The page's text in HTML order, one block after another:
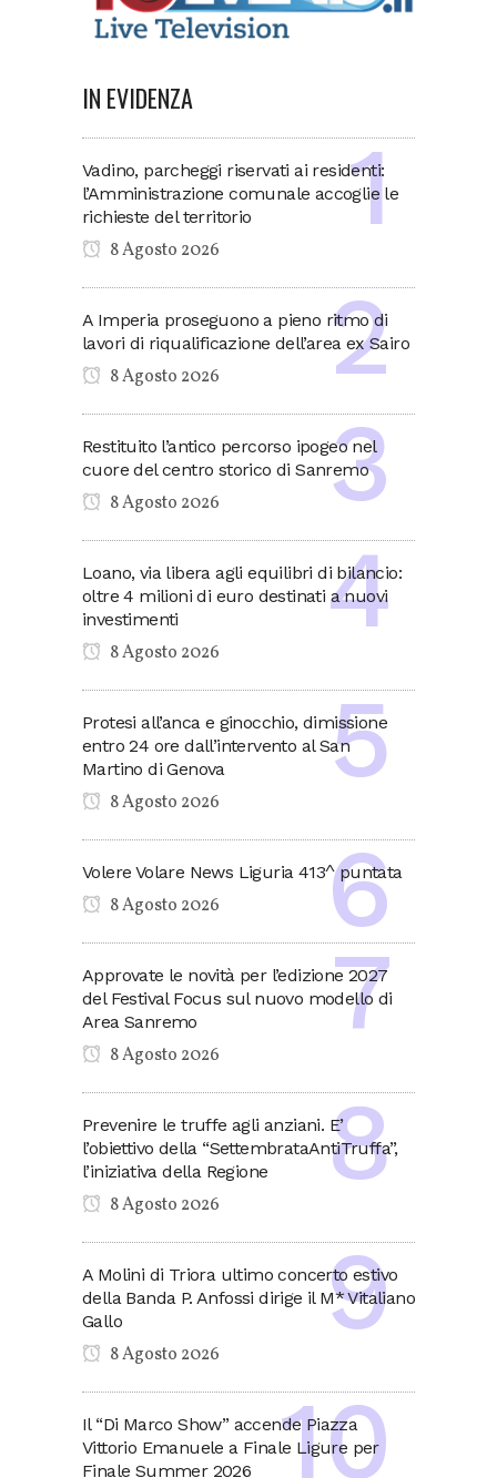
IN EVIDENZA
Vadino, parcheggi riservati ai residenti:
l’Amministrazione comunale accoglie le
richieste del territorio
8 Agosto 2026
A Imperia proseguono a pieno ritmo di
lavori di riqualificazione dell’area ex Sairo
8 Agosto 2026
Restituito l’antico percorso ipogeo nel
cuore del centro storico di Sanremo
8 Agosto 2026
Loano, via libera agli equilibri di bilancio:
oltre 4 milioni di euro destinati a nuovi
investimenti
8 Agosto 2026
Protesi all’anca e ginocchio, dimissione
entro 24 ore dall’intervento al San
Martino di Genova
8 Agosto 2026
Volere Volare News Liguria 413^ puntata
8 Agosto 2026
Approvate le novità per l’edizione 2027
del Festival Focus sul nuovo modello di
Area Sanremo
8 Agosto 2026
Prevenire le truffe agli anziani. E’
l’obiettivo della “SettembrataAntiTruffa”,
l’iniziativa della Regione
8 Agosto 2026
A Molini di Triora ultimo concerto estivo
della Banda P. Anfossi dirige il M* Vitaliano
Gallo
8 Agosto 2026
Il “Di Marco Show” accende Piazza
Vittorio Emanuele a Finale Ligure per
Finale Summer 2026